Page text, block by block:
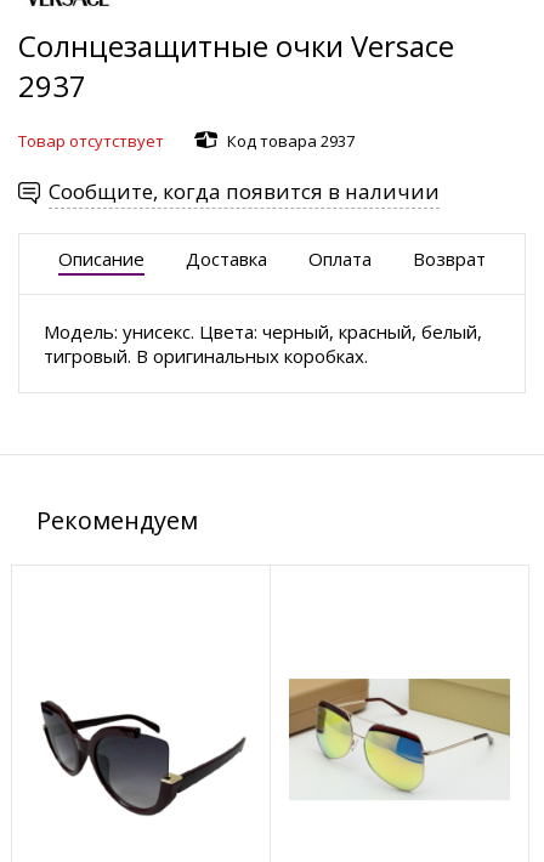
Солнцезащитные очки Versace
2937
Товар отсутствует Код товара 2937
Сообщите, когда появится в наличии
Описание Доставка Оплата Возврат
Модель: унисекс. Цвета: черный, красный, белый,
тигровый. В оригинальных коробках.
Рекомендуем